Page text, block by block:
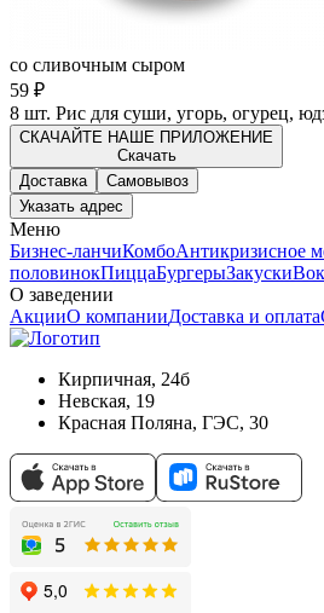
со сливочным сыром
59 ₽
8 шт. Рис для суши, угорь, огурец,
СКАЧАЙТЕ НАШЕ ПРИЛОЖЕНИЕ
Скачать
Доставка
Самовывоз
Указать адрес
Меню
Бизнес-ланчиКомбоАнтикризисное
половинокПиццаБургерыЗакускиВок
О заведении
АкцииО компанииДоставка и оплата
Кирпичная, 24б
Невская, 19
Красная Поляна, ГЭС, 30